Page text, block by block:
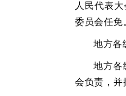
人民代表
委员会任免
地方各
地方各
会负责，并